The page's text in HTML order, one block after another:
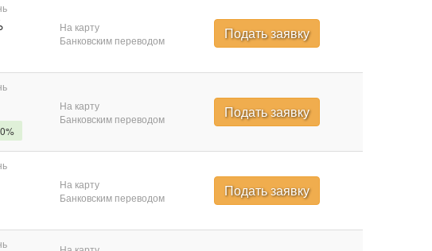
На карту
Банковским переводом
Подать заявку
На карту
Банковским переводом
Подать заявку
На карту
Банковским переводом
Подать заявку